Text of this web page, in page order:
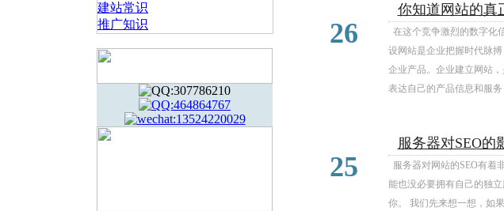
建站常识
推广知识
26
你知道网站的真
在这个竞争激烈的数字化
设网站是企业把握时代脉
企业产品。企业建立网站
表达自己的产品信息和服
25
服务器对SEO的
服务器对网站的SEO有着
能也没必要拥有自己的独
你。 我们先来想一想，如